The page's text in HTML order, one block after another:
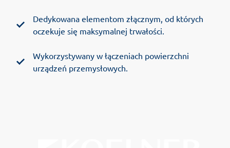
Dedykowana elementom złącznym, od których
oczekuje się maksymalnej trwałości.
Wykorzystywany w łączeniach powierzchni
urządzeń przemysłowych.